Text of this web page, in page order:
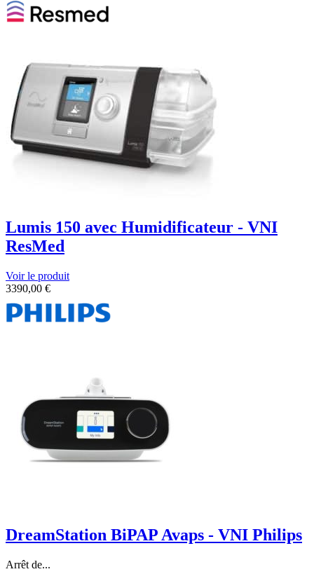
Lumis 150 avec Humidificateur - VNI
ResMed
Voir le produit
3390,00 €
DreamStation BiPAP Avaps - VNI Philips
Arrêt de...